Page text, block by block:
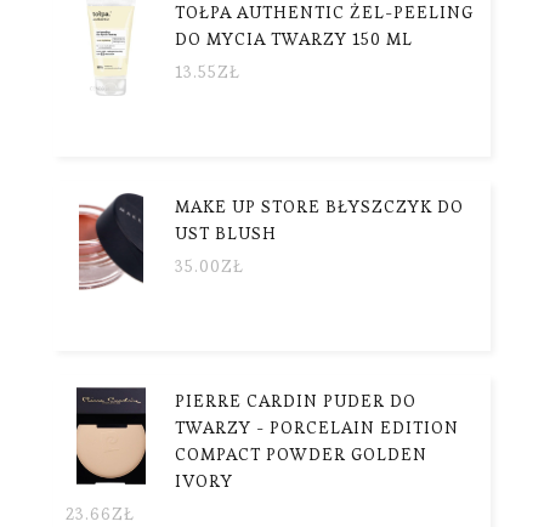
TOŁPA AUTHENTIC ŻEL-PEELING
DO MYCIA TWARZY 150 ML
13.55ZŁ
MAKE UP STORE BŁYSZCZYK DO
UST BLUSH
35.00ZŁ
PIERRE CARDIN PUDER DO
TWARZY - PORCELAIN EDITION
COMPACT POWDER GOLDEN
IVORY
23.66ZŁ